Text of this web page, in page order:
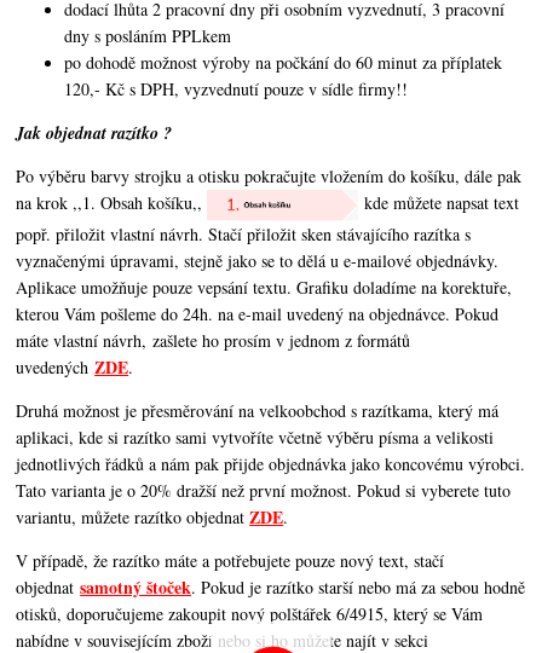
dodací lhůta 2 pracovní dny při osobním vyzvednutí, 3 pracovní
dny s posláním PPLkem
po dohodě možnost výroby na počkání do 60 minut za příplatek
120,- Kč s DPH, vyzvednutí pouze v sídle firmy!!
Jak objednat razítko ?
Po výběru barvy strojku a otisku pokračujte vložením do košíku, dále pak
na krok ,,1. Obsah košíku,,
kde můžete napsat text
popř. přiložit vlastní návrh. Stačí přiložit sken stávajícího razítka s
vyznačenými úpravami, stejně jako se to dělá u e-mailové objednávky.
Aplikace umožňuje pouze vepsání textu. Grafiku doladíme na korektuře,
kterou Vám pošleme do 24h. na e-mail uvedený na objednávce. Pokud
máte vlastní návrh, zašlete ho prosím v jednom z formátů
uvedenýchZDE.
Druhá možnost je přesměrování na velkoobchod s razítkama, který má
aplikaci, kde si razítko sami vytvoříte včetně výběru písma a velikosti
jednotlivých řádků a nám pak přijde objednávka jako koncovému výrobci.
Tato varianta je o 20% dražší než první možnost. Pokud si vyberete tuto
variantu, můžete razítko objednatZDE.
V případě, že razítko máte a potřebujete pouze nový text, stačí
objednatsamotný štoček. Pokud je razítko starší nebo má za sebou hodně
otisků, doporučujeme zakoupit nový polštářek 6/4915, který se Vám
nabídne v souvisejícím zboží nebo si ho můžete najít v sekci